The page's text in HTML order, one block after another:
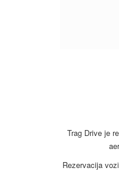
Trag Drive je
Rezervacija